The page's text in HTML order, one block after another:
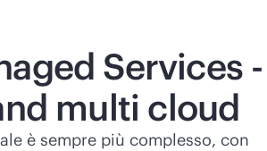
Services -
multi cloud
è sempre più complesso, con